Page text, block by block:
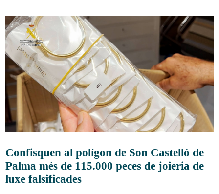
Confisquen al polígon de Son Castelló de
Palma més de 115.000 peces de joieria de
luxe falsificades